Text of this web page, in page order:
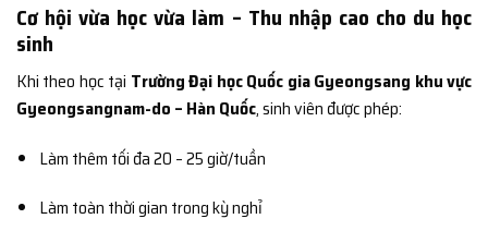
Cơ hội vừa học vừa làm – Thu nhập cao cho du học
sinh
Khi theo học tại Trường Đại học Quốc gia Gyeongsang khu vực
Gyeongsangnam-do – Hàn Quốc, sinh viên được phép:
Làm thêm tối đa 20 – 25 giờ/tuần
Làm toàn thời gian trong kỳ nghỉ